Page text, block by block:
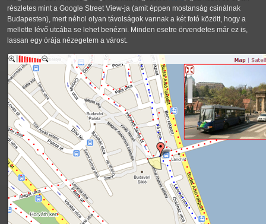
részletes mint a Google Street View-ja (amit éppen mostanság csinálnak
Budapesten), mert néhol olyan távolságok vannak a két fotó között, hogy a
mellette lévő utcába se lehet benézni. Minden esetre örvendetes már ez is,
lassan egy órája nézegetem a várost.